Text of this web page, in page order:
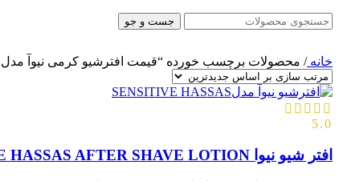
جست و جو
خانه/ محصولات برچسب خورده “قیمت افترشیو کرمی نیوآ مدل HASSAS”
5.0
افتر شیو نیوا NIVEA SENSITIVE HASSAS AFTER SHAVE LOTION حجم100ml اصل